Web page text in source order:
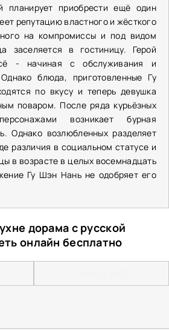
планирует приобрести ещё один
репутацию властного и жёсткого
на компромиссы и под видом
заселяется в гостиницу. Герой
- начиная с обслуживания и
блюда, приготовленные Гу
по вкусу и теперь девушка
поваром. После ряда курьёзных
возникает бурная
Однако возлюбленных разделяет
различия в социальном статусе и
в возрасте в целых восемнадцать
Гу Шэн Нань не одобряет его
дорама с русской
онлайн бесплатно